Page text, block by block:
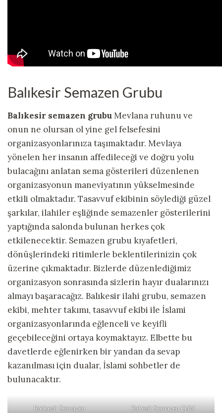
Balıkesir Semazen Grubu
Balıkesir semazen grubuMevlana ruhunu ve
onun ne olursan ol yine gel felsefesini
organizasyonlarınıza taşımaktadır. Mevlaya
yönelen her insanın affedileceği ve doğru yolu
bulacağını anlatan sema gösterileri düzenlenen
organizasyonun maneviyatının yükselmesinde
etkili olmaktadır. Tasavvuf ekibinin söylediği güzel
şarkılar, ilahiler eşliğinde semazenler gösterilerini
yaptığında salonda bulunan herkes çok
etkilenecektir. Semazen grubu kıyafetleri,
dönüşlerindeki ritimlerle beklentilerinizin çok
üzerine çıkmaktadır. Bizlerde düzenlediğimiz
organizasyon sonrasında sizlerin hayır dualarınızı
almayı başaracağız. Balıkesir ilahi grubu, semazen
ekibi, mehter takımı, tasavvuf ekibi ile İslami
organizasyonlarında eğlenceli ve keyifli
geçebileceğini ortaya koymaktayız. Elbette bu
davetlerde eğlenirken bir yandan da sevap
kazanılması için dualar, İslami sohbetler de
bulunacaktır.
Balıkesir Semazen Balıesir Semazen Ekibi